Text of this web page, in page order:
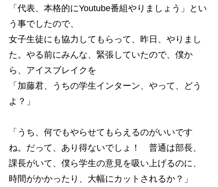
「代表、本格的にYoutube番組やりましょう」とい
う事でしたので、
女子生徒にも協力してもらって、昨日、やりまし
た。やる前にみんな、緊張していたので、僕か
ら、アイスブレイクを
「加藤君、うちの学生インターン、やって、どう
よ？」
「うち、何でもやらせてもらえるのがいいです
ね。だって、あり得ないでしょ！ 普通は部長、
課長がいて、僕ら学生の意見を吸い上げるのに、
時間がかかったり、大幅にカットされるか？」